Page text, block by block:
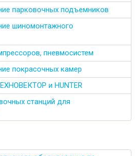
парковочных подъемников
шиномонтажного
пневмосистем
покрасочных камер
и HUNTER
станций для